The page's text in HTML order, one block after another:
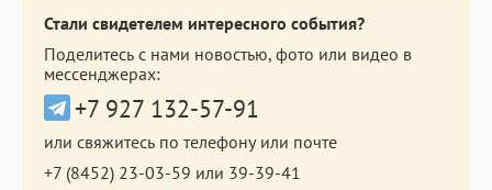
Стали свидетелем интересного события?
Поделитесь с нами новостью, фото или видео в
мессенджерах:
+7 927 132-57-91
или свяжитесь по телефону или почте
+7 (8452) 23-03-59 или 39-39-41